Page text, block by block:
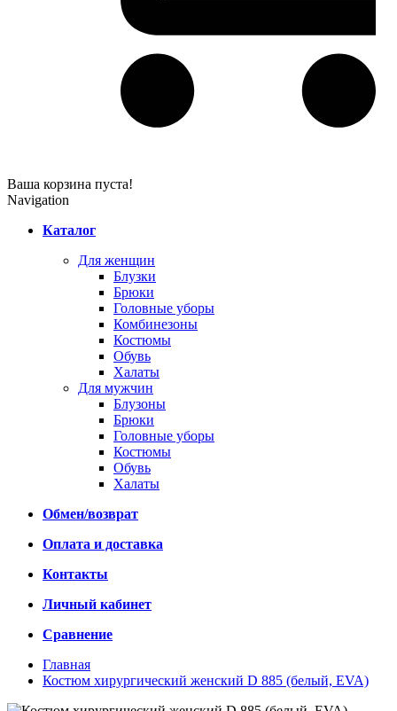
Ваша корзина пуста!
Navigation
Каталог
Для женщин
Блузки
Брюки
Головные уборы
Комбинезоны
Костюмы
Обувь
Халаты
Для мужчин
Блузоны
Брюки
Головные уборы
Костюмы
Обувь
Халаты
Обмен/возврат
Оплата и доставка
Контакты
Личный кабинет
Сравнение
Главная
Костюм хирургический женский D 885 (белый, EVA)